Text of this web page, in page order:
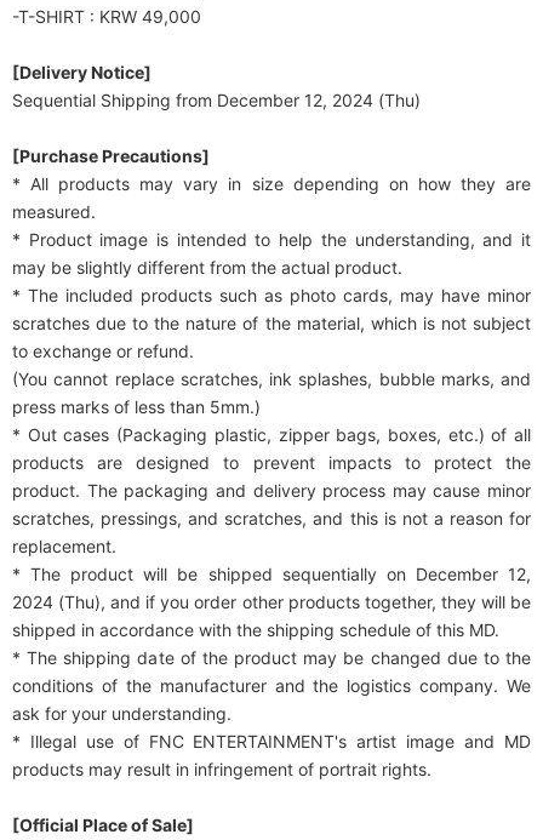
-T-SHIRT : KRW 49,000
[Delivery Notice]
Sequential Shipping from December 12, 2024 (Thu)
[Purchase Precautions]
* All products may vary in size depending on how they are
measured.
* Product image is intended to help the understanding, and it
may be slightly different from the actual product.
* The included products such as photo cards, may have minor
scratches due to the nature of the material, which is not subject
to exchange or refund.
(You cannot replace scratches, ink splashes, bubble marks, and
press marks of less than 5mm.)
* Out cases (Packaging plastic, zipper bags, boxes, etc.) of all
products are designed to prevent impacts to protect the
product. The packaging and delivery process may cause minor
scratches, pressings, and scratches, and this is not a reason for
replacement.
* The product will be shipped sequentially on December 12,
2024 (Thu), and if you order other products together, they will be
shipped in accordance with the shipping schedule of this MD.
* The shipping date of the product may be changed due to the
conditions of the manufacturer and the logistics company. We
ask for your understanding.
* Illegal use of FNC ENTERTAINMENT's artist image and MD
products may result in infringement of portrait rights.
[Official Place of Sale]